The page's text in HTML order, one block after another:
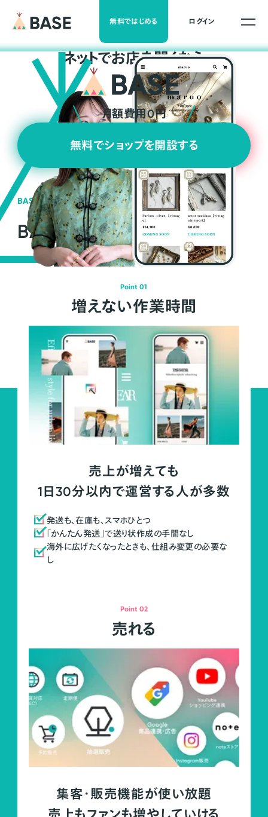
無料ではじめる ログイン
ネットでお店を開くなら
月額費用0円
無料でショップを開設する
BASEの強み
BASEが強い3つの理由
Point 01
増えない作業時間
売上が増えても
1日30分以内で運営する人が多数
発送も、在庫も、スマホひとつ
「かんたん発送」で送り状作成の手間なし
海外に広げたくなったときも、仕組み変更の必要な
し
Point 02
売れる
集客・販売機能が使い放題